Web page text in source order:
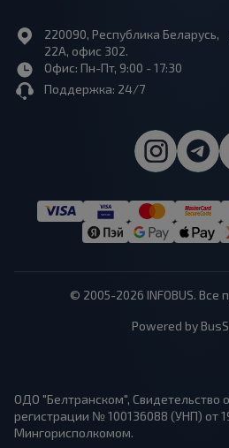
220090, Республика Беларусь,
22А, офис 302.
Офис: Пн-Пт, 9:00 - 17:30
Поддержка: 24/7
© 2005-2026 INFOBUS.
Powered by
ОДО "Белтранском", Свидетельство
регистрации № 100136088 (УНП) от
Мингорисполкомом.